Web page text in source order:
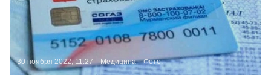
30 ноября 2022, 11:27 Медицина Фото: